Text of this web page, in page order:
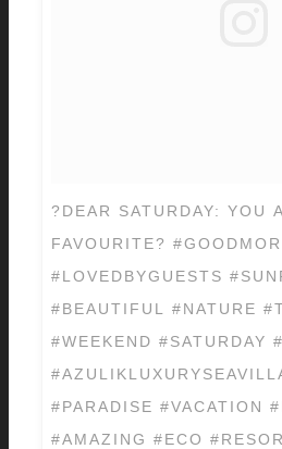
?DEAR SATURDAY: YOU
FAVOURITE?
#LOVEDBYGUESTS
#BEAUTIFUL #NATURE
#WEEKEND #SATURDAY
#PARADISE #VACATION
#AMAZING #ECO